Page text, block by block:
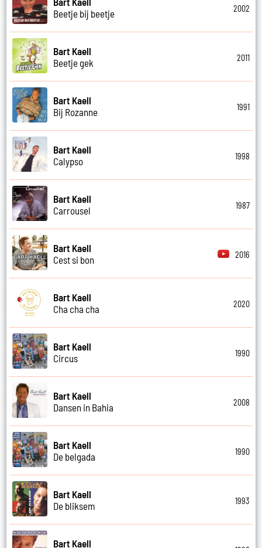
Beetje bij beetje
2002
Bart Kaell
Beetje gek
2011
Bart Kaell
Bij Rozanne
1991
Bart Kaell
Calypso
1998
Bart Kaell
Carrousel
1987
Bart Kaell
Cest si bon
2016
Bart Kaell
Cha cha cha
2020
Bart Kaell
Circus
1990
Bart Kaell
Dansen in Bahia
2008
Bart Kaell
De belgada
1990
Bart Kaell
De bliksem
1993
Bart Kaell